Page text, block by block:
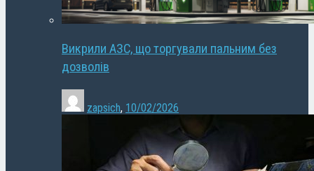
Викрили АЗС, що торгували пальним без
дозволів
zapsich, 10/02/2026